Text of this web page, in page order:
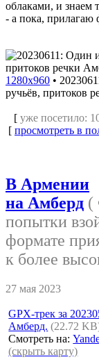
облаками, и знаем
- а пока, прилагаю
1280x960 •
ручьёв, притоков
[ уже посетило:
[ просмотреть в
В Армении
на Амберд (
попытки
формате
к более
27 мая 2023
GPX-трек за
Амберд. (22.72
Смотреть на:
(скрыть карту)